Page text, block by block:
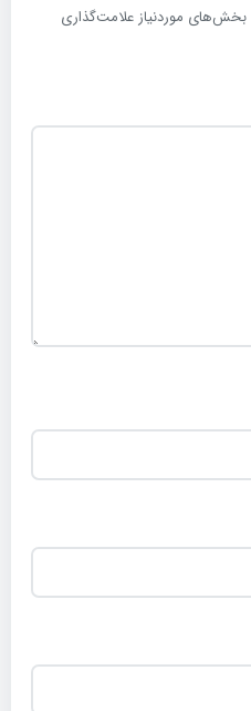
بخش‌های موردنیاز علامت‌گذاری